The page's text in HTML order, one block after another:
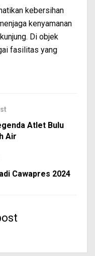
kebersihan
kenyamanan
Di objek
fasilitas yang
Atlet Bulu
Air
Cawapres 2024